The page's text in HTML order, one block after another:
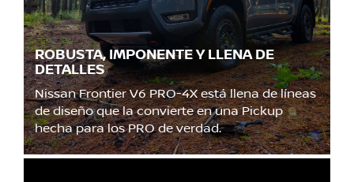
ROBUSTA, IMPONENTE Y LLENA DE
DETALLES
Nissan Frontier V6 PRO-4X está llena de líneas
de diseño que la convierte en una Pickup
hecha para los PRO de verdad.